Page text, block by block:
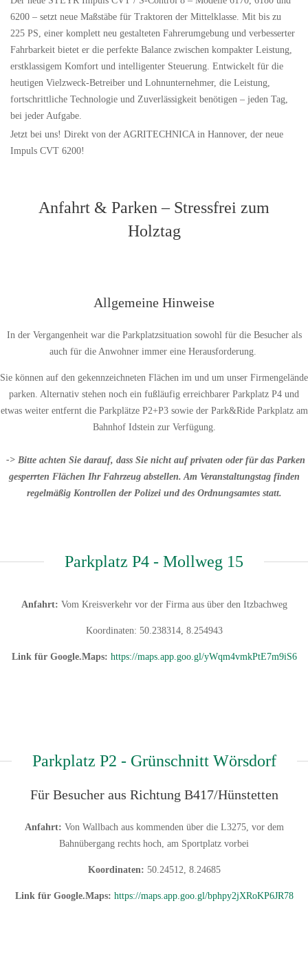
6200 – setzt neue Maßstäbe für Traktoren der Mittelklasse. Mit bis zu
225 PS, einer komplett neu gestalteten Fahrerumgebung und verbesserter
Fahrbarkeit bietet er die perfekte Balance zwischen kompakter Leistung,
erstklassigem Komfort und intelligenter Steuerung. Entwickelt für die
heutigen Vielzweck-Betreiber und Lohnunternehmer, die Leistung,
fortschrittliche Technologie und Zuverlässigkeit benötigen – jeden Tag,
bei jeder Aufgabe.
Jetzt bei uns! Direkt von der AGRITECHNICA in Hannover, der neue
Impuls CVT 6200!
Anfahrt & Parken – Stressfrei zum
Holztag
Allgemeine Hinweise
In der Vergangenheit war die Parkplatzsituation sowohl für die Besucher als
auch für die Anwohner immer eine Herausforderung.
Sie können auf den gekennzeichneten Flächen im und um unser Firmengelände
parken. Alternativ stehen noch ein fußläufig erreichbarer Parkplatz P4 und
etwas weiter entfernt die Parkplätze P2+P3 sowie der Park&Ride Parkplatz am
Bahnhof Idstein zur Verfügung.
-> Bitte achten Sie darauf, dass Sie nicht auf privaten oder für das Parken
gesperrten Flächen Ihr Fahrzeug abstellen. Am Veranstaltungstag finden
regelmäßig Kontrollen der Polizei und des Ordnungsamtes statt.
Parkplatz P4 - Mollweg 15
Anfahrt: Vom Kreisverkehr vor der Firma aus über den Itzbachweg
Koordinaten: 50.238314, 8.254943
Link für Google.Maps: https://maps.app.goo.gl/yWqm4vmkPtE7m9iS6
Parkplatz P2 - Grünschnitt Wörsdorf
Für Besucher aus Richtung B417/Hünstetten
Anfahrt: Von Wallbach aus kommenden über die L3275, vor dem
Bahnübergang rechts hoch, am Sportplatz vorbei
Koordinaten: 50.24512, 8.24685
Link für Google.Maps: https://maps.app.goo.gl/bphpy2jXRoKP6JR78